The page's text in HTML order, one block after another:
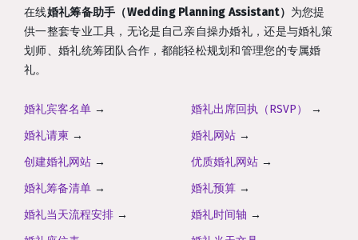
在线婚礼筹备助手（Wedding Planning Assistant） 为您提
供一整套专业工具，无论是自己亲自操办婚礼，还是与婚礼策
划师、婚礼统筹团队合作，都能轻松规划和管理您的专属婚
礼。
婚礼宾客名单 → 婚礼出席回执（RSVP）
→
婚礼请柬 → 婚礼网站 →
创建婚礼网站 → 优质婚礼网站 →
婚礼筹备清单 → 婚礼预算 →
婚礼当天流程安排 → 婚礼时间轴 →